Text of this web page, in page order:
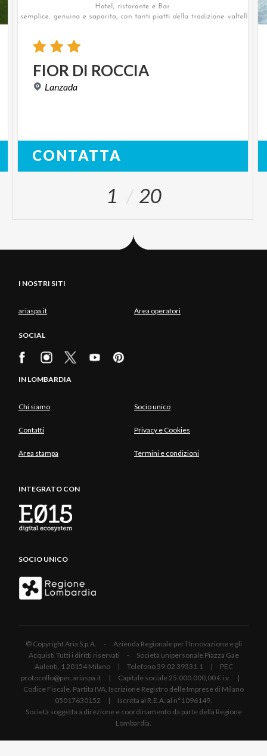
FIOR DI ROCCIA
Lanzada
CONTATTA
1 20
I NOSTRI SITI
ariaspa.it Area operatori
SOCIAL
IN LOMBARDIA
Chi siamo Socio unico
Contatti Privacy e Cookies
Area stampa Termini e condizioni
INTEGRATO CON
SOCIO UNICO
© Copyright Aria S.p.A. - Azienda Regionale per l'Innovazione e gli
Acquisti Tutti i diritti riservati - Società unipersonale Piazza Gae
Aulenti, 1 20154 Milano | Telefono 39.02 39331.1 | PEC
protocollo@pec.ariaspa.it | Capitale sociale 25.000.000,00 € i.v. |
Codice Fiscale, Partita IVA, Iscrizione Registro delle Imprese di Milano
05017630152 | Iscritta al R.E.A. al n°1096149.
Società soggetta a direzione e coordinamento da parte della Regione
Lombardia.